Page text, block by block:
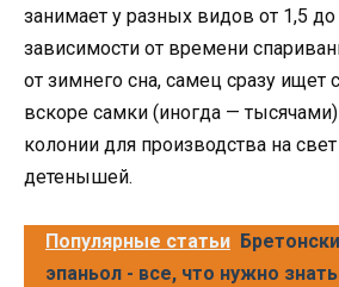
занимает у разных видов от 1,5
зависимости от времени
от зимнего сна, самец сразу ищет
вскоре самки (иногда —
колонии для производства на
детенышей.
Популярные статьи
эпаньол - все, что нужно